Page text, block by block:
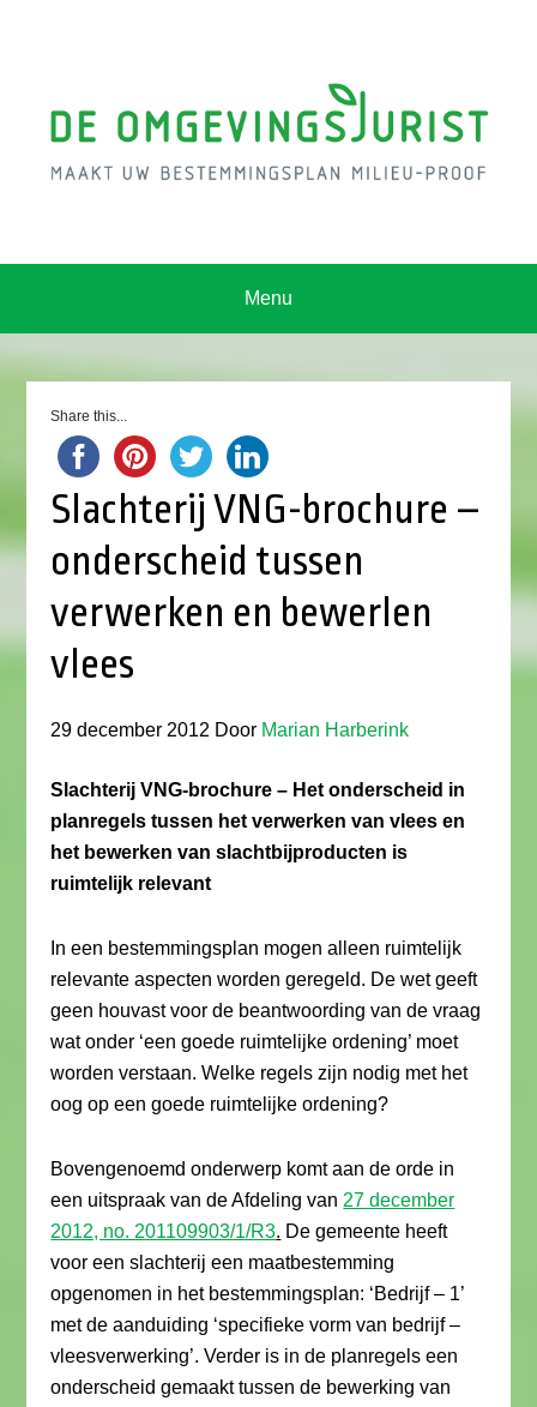
Menu
Share this...
Slachterij VNG-brochure –
onderscheid tussen
verwerken en bewerlen
vlees
29 december 2012 Door Marian Harberink
Slachterij VNG-brochure – Het onderscheid in
planregels tussen het verwerken van vlees en
het bewerken van slachtbijproducten is
ruimtelijk relevant
In een bestemmingsplan mogen alleen ruimtelijk
relevante aspecten worden geregeld. De wet geeft
geen houvast voor de beantwoording van de vraag
wat onder ‘een goede ruimtelijke ordening’ moet
worden verstaan. Welke regels zijn nodig met het
oog op een goede ruimtelijke ordening?
Bovengenoemd onderwerp komt aan de orde in
een uitspraak van de Afdeling van 27 december
2012, no. 201109903/1/R3. De gemeente heeft
voor een slachterij een maatbestemming
opgenomen in het bestemmingsplan: ‘Bedrijf – 1’
met de aanduiding ‘specifieke vorm van bedrijf –
vleesverwerking’. Verder is in de planregels een
onderscheid gemaakt tussen de bewerking van